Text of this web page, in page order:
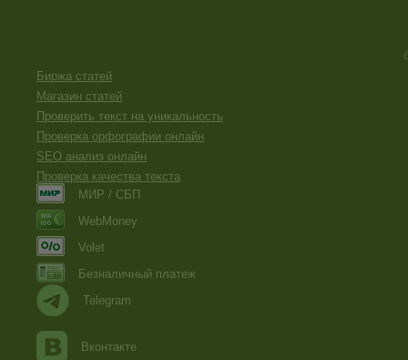
Биржа статей
Магазин статей
Проверить текст на уникальность
Проверка орфографии онлайн
SEO анализ онлайн
Проверка качества текста
МИР / СБП
WebMoney
Volet
Безналичный платеж
Telegram
Вконтакте